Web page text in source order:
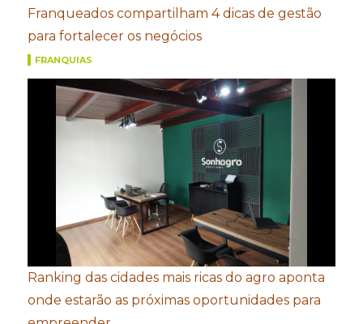
Franqueados compartilham 4 dicas de gestão
para fortalecer os negócios
FRANQUIAS
Ranking das cidades mais ricas do agro aponta
onde estarão as próximas oportunidades para